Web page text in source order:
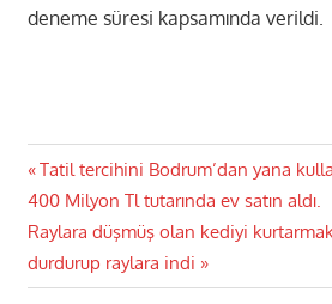
deneme süresi kapsamında verildi.
Yazı
gezinmesi
Previous
Post:
Tatil tercihini Bodrum’dan yana
400 Milyon Tl tutarında ev satın aldı.
Next
Post:
Raylara düşmüş olan kediyi
durdurup raylara indi